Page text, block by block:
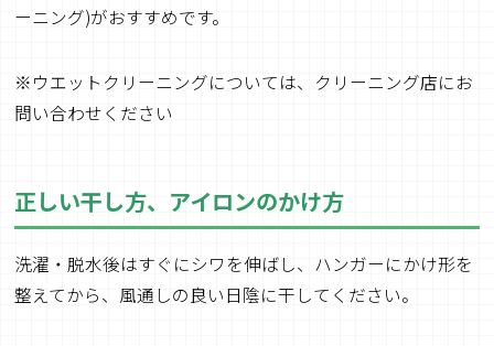
ーニング)がおすすめです。
※ウエットクリーニングについては、クリーニング店にお
問い合わせください
正しい干し方、アイロンのかけ方
洗濯・脱水後はすぐにシワを伸ばし、ハンガーにかけ形を
整えてから、風通しの良い日陰に干してください。